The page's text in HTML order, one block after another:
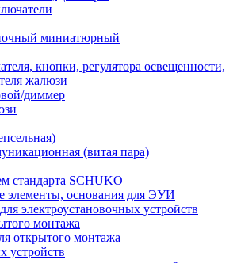
миниатюрный
кнопки, регулятора освещенности,
жалюзи
диммер
(витая пара)
стандарта SCHUKO
элементы, основания для ЭУИ
электроустановочных устройств
монтажа
открытого монтажа
устройств